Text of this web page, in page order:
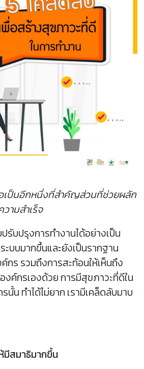
เป็นอีกหนึ่งที่สำคัญส่วนที่ช่วยผลัก
ามสำเร็จ
รับปรุงการทำงานได้อย่างเป็น
ระบบมากขึ้นและยังเป็นรากฐาน
ร รวมถึงการสะท้อนให้เห็นถึง
ค์กรเองด้วย การมีสุขภาวะที่ดีใน
นั้น ทำได้ไม่ยาก เรามีเคล็ดลับมาบ
มีสมาธิมากขึ้น